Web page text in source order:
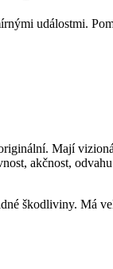
událostmi.
Mají
akčnost,
škodliviny. Má